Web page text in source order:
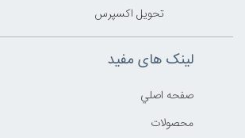
تحويل اکسپرس
لینک های مفید
صفحه اصلي
محصولات